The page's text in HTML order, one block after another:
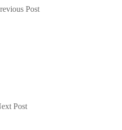
Post
Post